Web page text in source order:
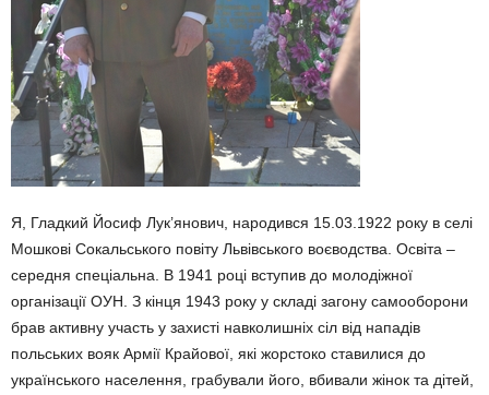
Я, Гладкий Йосиф Лук’янович, народився 15.03.1922 року в селі
Мошкові Сокальського повіту Львівського воєводства. Освіта –
середня спеціальна. В 1941 році вступив до молодіжної
організації ОУН. З кінця 1943 року у складі загону самооборони
брав активну участь у захисті навколишніх сіл від нападів
польських вояк Армії Крайової, які жорстоко ставилися до
українського населення, грабували його, вбивали жінок та дітей,